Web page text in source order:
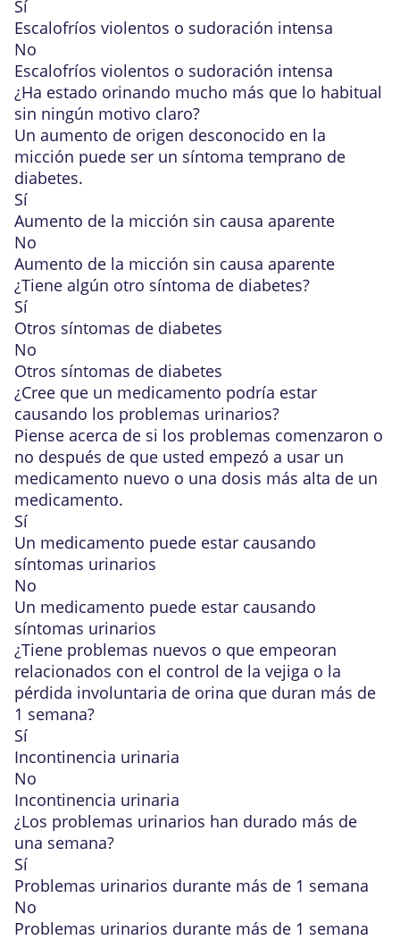
Sí
Escalofríos violentos o sudoración intensa
No
Escalofríos violentos o sudoración intensa
¿Ha estado orinando mucho más que lo habitual
sin ningún motivo claro?
Un aumento de origen desconocido en la
micción puede ser un síntoma temprano de
diabetes.
Sí
Aumento de la micción sin causa aparente
No
Aumento de la micción sin causa aparente
¿Tiene algún otro síntoma de diabetes?
Sí
Otros síntomas de diabetes
No
Otros síntomas de diabetes
¿Cree que un medicamento podría estar
causando los problemas urinarios?
Piense acerca de si los problemas comenzaron o
no después de que usted empezó a usar un
medicamento nuevo o una dosis más alta de un
medicamento.
Sí
Un medicamento puede estar causando
síntomas urinarios
No
Un medicamento puede estar causando
síntomas urinarios
¿Tiene problemas nuevos o que empeoran
relacionados con el control de la vejiga o la
pérdida involuntaria de orina que duran más de
1 semana?
Sí
Incontinencia urinaria
No
Incontinencia urinaria
¿Los problemas urinarios han durado más de
una semana?
Sí
Problemas urinarios durante más de 1 semana
No
Problemas urinarios durante más de 1 semana